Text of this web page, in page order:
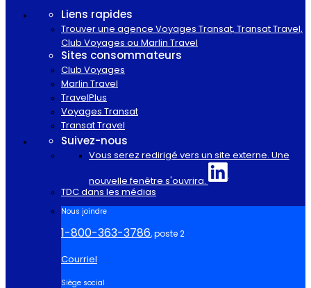
Liens rapides
Trouver une agence Voyages Transat, Transat Travel,
Club Voyages ou Marlin Travel
Sites consommateurs
Club Voyages
Marlin Travel
TravelPlus
Voyages Transat
Transat Travel
Suivez-nous
Vous serez redirigé vers un site externe. Une
nouvelle fenêtre s'ouvrira.
TDC dans les médias
Nous joindre
1-800-363-3786, poste 2
Courriel
Siège social